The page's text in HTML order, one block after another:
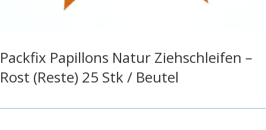
Packfix Papillons Natur Ziehschleifen –
Rost (Reste) 25 Stk / Beutel